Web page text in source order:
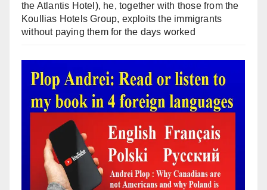
the Atlantis Hotel), he, together with those from the
Koullias Hotels Group, exploits the immigrants
without paying them for the days worked